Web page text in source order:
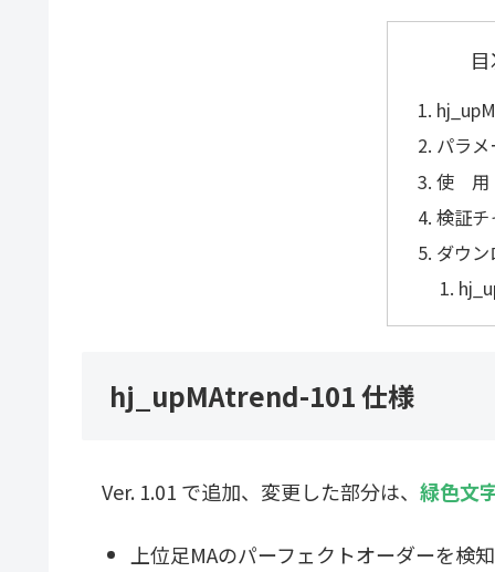
パラ
使
検証
ダウ
hj_upMAtrend-101 仕様
Ver. 1.01 で追加、変更した部分は、 緑色文
上位足MAのパーフェクトオーダーを検